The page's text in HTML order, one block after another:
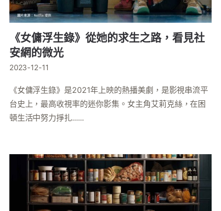
《女傭浮生錄》從她的求生之路，看見社
安網的微光
2023-12-11
《女傭浮生錄》是2021年上映的熱播美劇，是影視串流平
台史上，最高收視率的迷你影集。女主角艾莉克絲，在困
頓生活中努力掙扎......